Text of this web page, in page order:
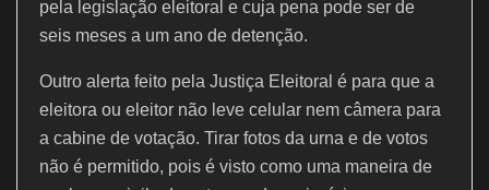
pela legislação eleitoral e cuja pena pode ser de
seis meses a um ano de detenção.
Outro alerta feito pela Justiça Eleitoral é para que a
eleitora ou eleitor não leve celular nem câmera para
a cabine de votação. Tirar fotos da urna e de votos
não é permitido, pois é visto como uma maneira de